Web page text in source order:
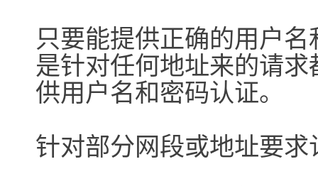
只要能提供正确的用户
是针对任何地址来的请求
供用户名和密码认证。
针对部分网段或地址要求